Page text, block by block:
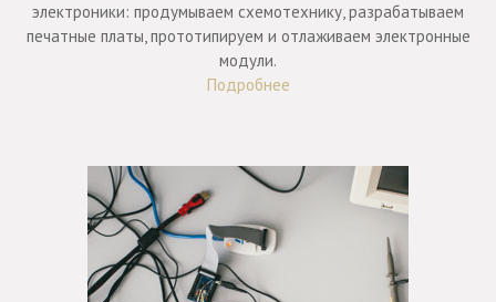
электроники: продумываем схемотехнику, разрабатываем
печатные платы, прототипируем и отлаживаем электронные
модули.
Подробнее